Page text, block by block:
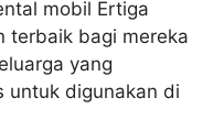
mobil Ertiga
terbaik bagi mereka
yang
untuk digunakan di